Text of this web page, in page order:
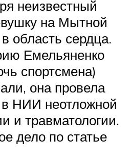
неизвестный
на Мытной
область сердца.
Емельяненко
спортсмена)
она провела
в НИИ неотложной
и травматологии.
дело по статье